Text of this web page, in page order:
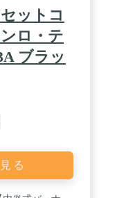
ットコ
ロ・テ
ブラッ
る